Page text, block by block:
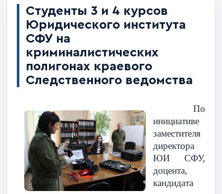
Студенты 3 и 4 курсов
Юридического института
СФУ на
криминалистических
полигонах краевого
Следственного ведомства
По
инициативе
заместителя
директора
ЮИ СФУ,
доцента,
кандидата